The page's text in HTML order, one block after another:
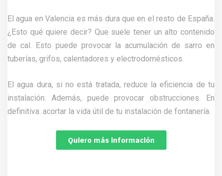
El agua en Valencia es más dura que en el resto de España.
¿Esto qué quiere decir? Que suele tener un alto contenido
de cal. Esto puede provocar la acumulación de sarro en
tuberías, grifos, calentadores y electrodomésticos.
El agua dura, si no está tratada, reduce la eficiencia de tu
instalación. Además, puede provocar obstrucciones. En
definitiva: acortar la vida útil de tu instalación de fontanería.
Quiero más información